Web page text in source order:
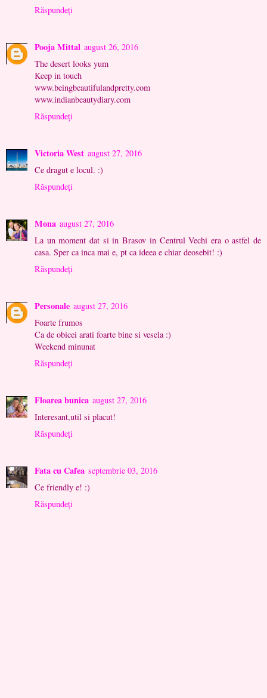
Răspundeți
Pooja Mittal august 26, 2016
The desert looks yum
Keep in touch
www.beingbeautifulandpretty.com
www.indianbeautydiary.com
Răspundeți
Victoria West august 27, 2016
Ce dragut e locul. :)
Răspundeți
Mona august 27, 2016
La un moment dat si in Brasov in Centrul Vechi era o astfel de
casa. Sper ca inca mai e, pt ca ideea e chiar deosebit! :)
Răspundeți
Personale august 27, 2016
Foarte frumos
Ca de obicei arati foarte bine si vesela :)
Weekend minunat
Răspundeți
Floarea bunica august 27, 2016
Interesant,util si placut!
Răspundeți
Fata cu Cafea septembrie 03, 2016
Ce friendly e! :)
Răspundeți